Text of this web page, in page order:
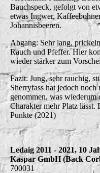
Bauchspeck, gefolgt von
etwas Ingwer,
Johannisbeeren.
Abgang: Sehr lang,
Rauch und Pfeffer. Hier
wieder stärker zum
Fazit: Jung, sehr rauchig,
Sherryfass hat jedoch
genommen, was
Charakter mehr Platz
Punkte (2021)
Ledaig 2011 - 2021, 10
Kaspar GmbH (Back
700031